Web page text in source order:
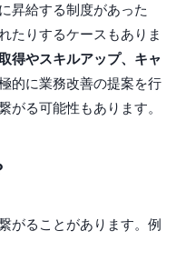
昇給する制度があった
たりするケースもありま
得やスキルアップ、キャ
的に業務改善の提案を行
がる可能性もあります。
がることがあります。例